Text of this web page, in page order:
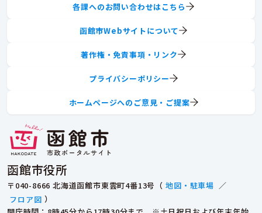
函館市役所
〒040-8666 北海道函館市東雲町4番13号（ 地図・駐車場 ／
フロア図 ）
各課へのお問い合わせはこちら
函館市Webサイトについて
著作権・免責事項・リンク
プライバシーポリシー
ホームページへのご意見・ご提案